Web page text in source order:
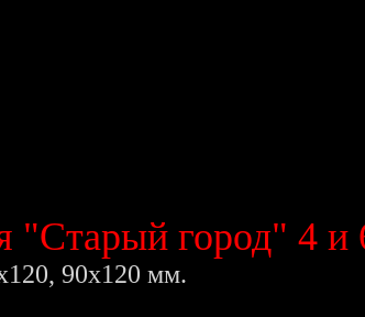
"Старый город" 4 и
90х120 мм.